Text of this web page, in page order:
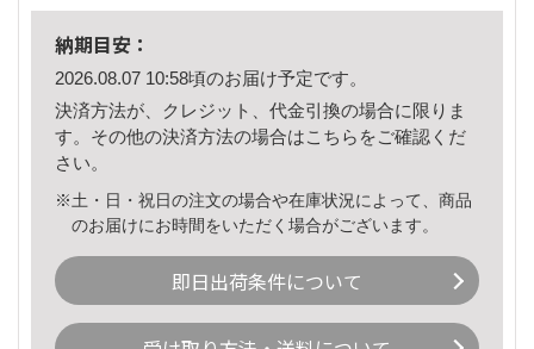
納期目安：
2026.08.07 10:58頃のお届け予定です。
決済方法が、クレジット、代金引換の場合に限りま
す。その他の決済方法の場合はこちら をご確認くだ
さい。
※土・日・祝日の注文の場合や在庫状況によって、商品
のお届けにお時間をいただく場合がございます。
即日出荷条件について